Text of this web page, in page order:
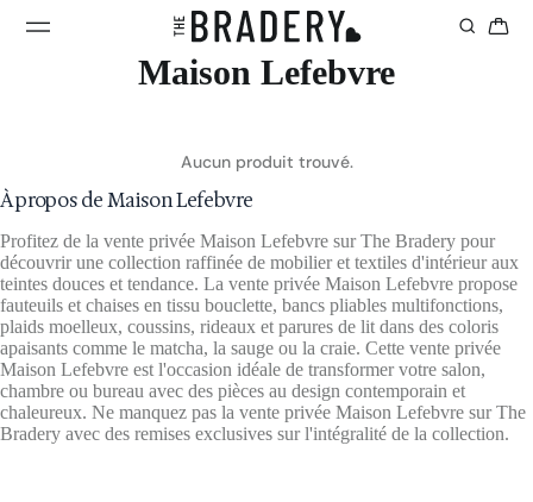
Maison Lefebvre
Aucun produit trouvé.
À propos de Maison Lefebvre
Profitez de la vente privée Maison Lefebvre sur The Bradery pour
découvrir une collection raffinée de mobilier et textiles d'intérieur aux
teintes douces et tendance. La vente privée Maison Lefebvre propose
fauteuils et chaises en tissu bouclette, bancs pliables multifonctions,
plaids moelleux, coussins, rideaux et parures de lit dans des coloris
apaisants comme le matcha, la sauge ou la craie. Cette vente privée
Maison Lefebvre est l'occasion idéale de transformer votre salon,
chambre ou bureau avec des pièces au design contemporain et
chaleureux. Ne manquez pas la vente privée Maison Lefebvre sur The
Bradery avec des remises exclusives sur l'intégralité de la collection.